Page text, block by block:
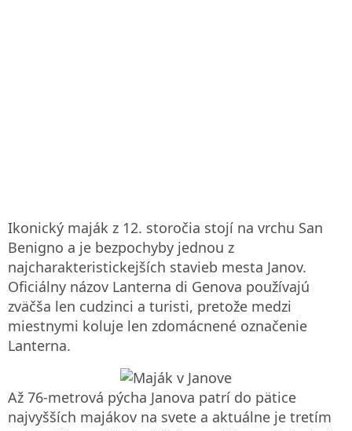
Ikonický maják z 12. storočia stojí na vrchu San
Benigno a je bezpochyby jednou z
najcharakteristickejších stavieb mesta Janov.
Oficiálny názov Lanterna di Genova používajú
zväčša len cudzinci a turisti, pretože medzi
miestnymi koluje len zdomácnené označenie
Lanterna.
Až 76-metrová pýcha Janova patrí do pätice
najvyšších majákov na svete a aktuálne je tretím